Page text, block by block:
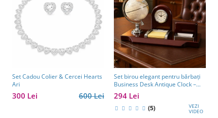
Set Cadou Colier & Cercei Hearts
Ari
600 Lei
300 Lei
Set birou elegant pentru bărbați
Business Desk Antique Clock –
cadou premium pentru șef, soț
sau partener de afaceri
294 Lei
(5) VEZI
VIDEO